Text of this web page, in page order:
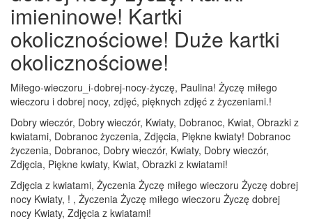
imieninowe! Kartki
okolicznościowe! Duże kartki
okolicznościowe!
Miłego-wieczoru_i-dobrej-nocy-życzę, Paulina! Życzę miłego
wieczoru i dobrej nocy, zdjęć, pięknych zdjęć z życzeniami.!
Dobry wieczór, Dobry wieczór, Kwiaty, Dobranoc, Kwiat, Obrazki z
kwiatami, Dobranoc życzenia, Zdjęcia, Piękne kwiaty! Dobranoc
życzenia, Dobranoc, Dobry wieczór, Kwiaty, Dobry wieczór,
Zdjęcia, Piękne kwiaty, Kwiat, Obrazki z kwiatami!
Zdjęcia z kwiatami, Życzenia Życzę miłego wieczoru Życzę dobrej
nocy Kwiaty, ! , Życzenia Życzę miłego wieczoru Życzę dobrej
nocy Kwiaty, Zdjęcia z kwiatami!